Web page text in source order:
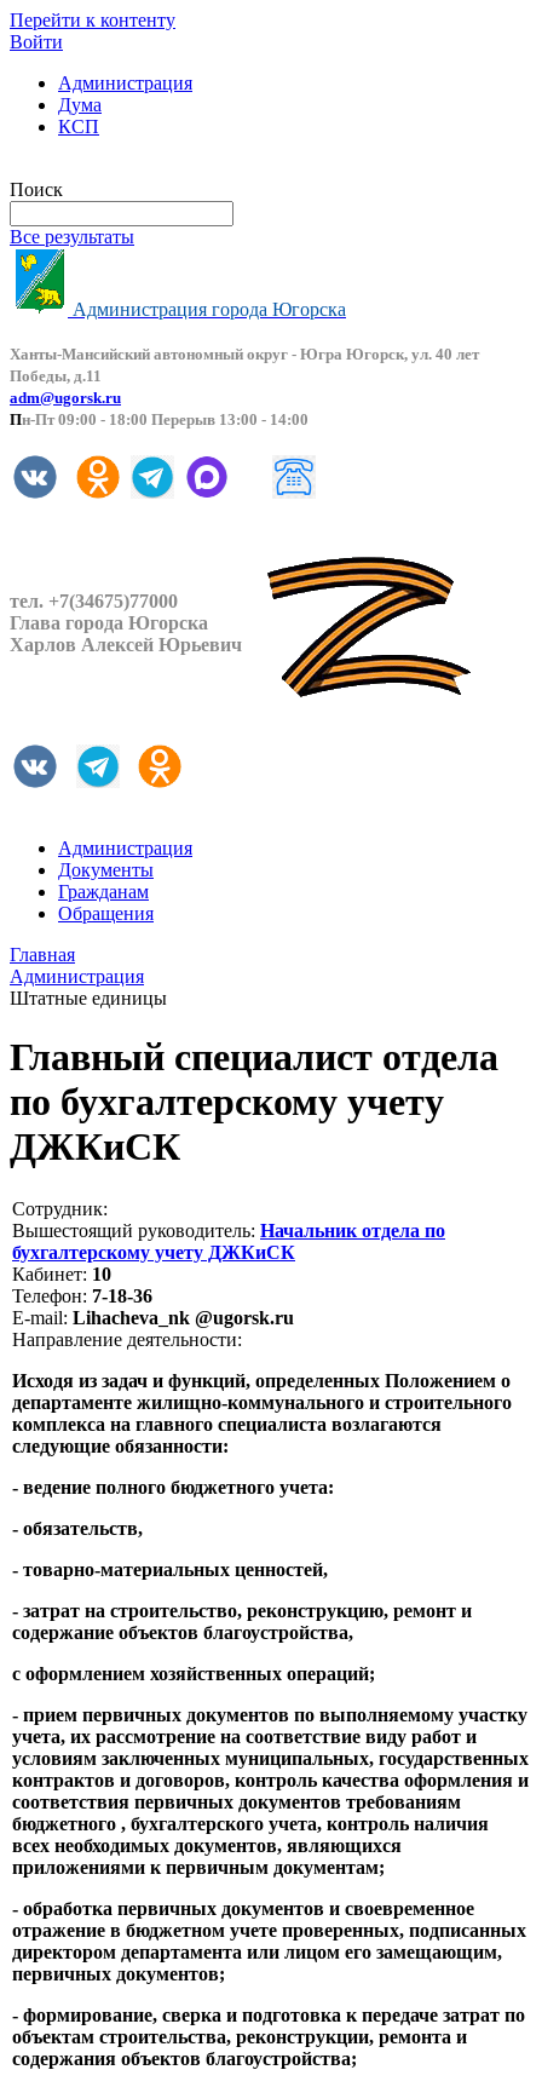
Перейти к контенту
Войти
Администрация
Дума
КСП
Поиск
Все результаты
Администрация города Югорска
Ханты-Мансийский автономный округ - Югра Югорск, ул. 40 лет
Победы, д.11
adm@ugorsk.ru
Пн-Пт 09:00 - 18:00 Перерыв 13:00 - 14:00
тел. +7(34675)77000
Глава города Югорска
Харлов Алексей Юрьевич
Администрация
Документы
Гражданам
Обращения
Главная
Администрация
Штатные единицы
Главный специалист отдела
по бухгалтерскому учету
ДЖКиСК
Сотрудник:
Вышестоящий руководитель: Начальник отдела по
бухгалтерскому учету ДЖКиСК
Кабинет: 10
Телефон: 7-18-36
E-mail: Lihacheva_nk @ugorsk.ru
Направление деятельности:
Исходя из задач и функций, определенных Положением о
департаменте жилищно-коммунального и строительного
комплекса на главного специалиста возлагаются
следующие обязанности:
- ведение полного бюджетного учета:
- обязательств,
- товарно-материальных ценностей,
- затрат на строительство, реконструкцию, ремонт и
содержание объектов благоустройства,
с оформлением хозяйственных операций;
- прием первичных документов по выполняемому участку
учета, их рассмотрение на соответствие виду работ и
условиям заключенных муниципальных, государственных
контрактов и договоров, контроль качества оформления и
соответствия первичных документов требованиям
бюджетного , бухгалтерского учета, контроль наличия
всех необходимых документов, являющихся
приложениями к первичным документам;
- обработка первичных документов и своевременное
отражение в бюджетном учете проверенных, подписанных
директором департамента или лицом его замещающим,
первичных документов;
- формирование, сверка и подготовка к передаче затрат по
объектам строительства, реконструкции, ремонта и
содержания объектов благоустройства;